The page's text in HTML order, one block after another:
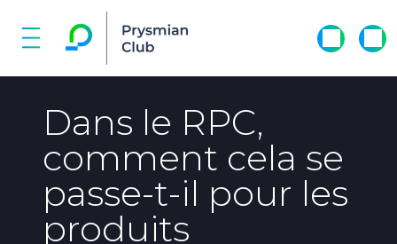
Dans le RPC,
comment cela se
passe-t-il pour les
produits